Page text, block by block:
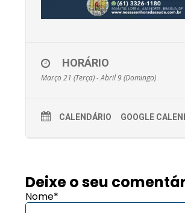
HORÁRIO
Março 21 (Terça) - Abril 9 (Domingo)
CALENDÁRIO GOOGLE
Deixe o seu
Nome*